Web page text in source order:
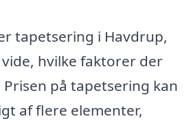
tapetsering i Havdrup,
hvilke faktorer der
på tapetsering kan
af flere elementer,